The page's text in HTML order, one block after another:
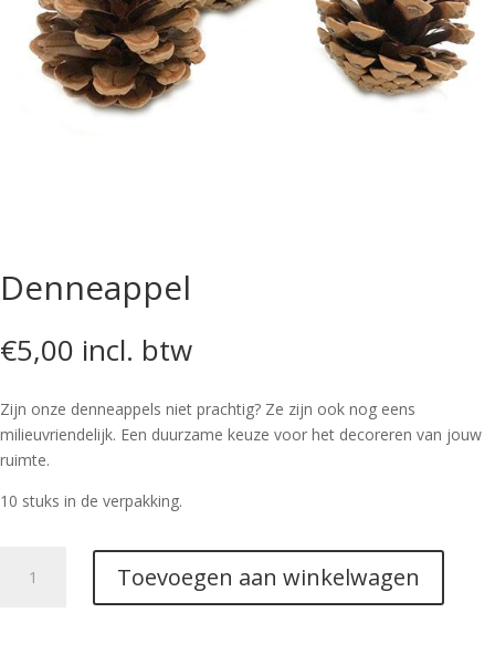
Denneappel
€5,00 incl. btw
Zijn onze denneappels niet prachtig? Ze zijn ook nog eens
milieuvriendelijk. Een duurzame keuze voor het decoreren van jouw
ruimte.
10 stuks in de verpakking.
aantal
Toevoegen aan winkelwagen